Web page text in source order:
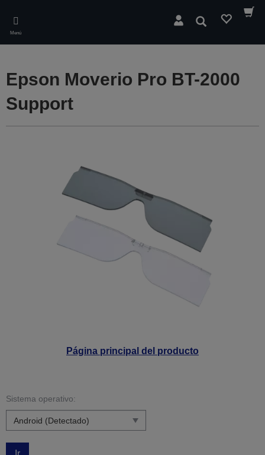
main
content
Menú
Buscar
Página principal del producto
Epson Moverio Pro BT-2000
Support
Sistema operativo: